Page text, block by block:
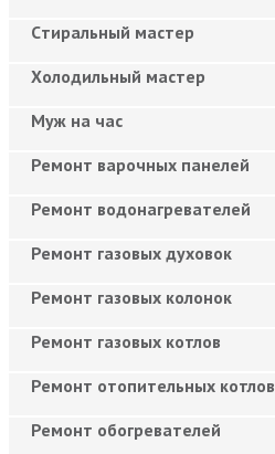
Cтиральный мастер
Холодильный мастер
Муж на час
Ремонт варочных панелей
Ремонт водонагревателей
Ремонт газовых духовок
Ремонт газовых колонок
Ремонт газовых котлов
Ремонт отопительных котлов
Ремонт обогревателей